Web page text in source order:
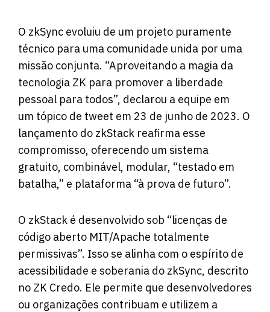
O zkSync evoluiu de um projeto puramente
técnico para uma comunidade unida por uma
missão conjunta. “Aproveitando a magia da
tecnologia ZK para promover a liberdade
pessoal para todos”, declarou a equipe em
um tópico de tweet em 23 de junho de 2023. O
lançamento do zkStack reafirma esse
compromisso, oferecendo um sistema
gratuito, combinável, modular, “testado em
batalha,” e plataforma “à prova de futuro”.
O zkStack é desenvolvido sob “licenças de
código aberto MIT/Apache totalmente
permissivas”. Isso se alinha com o espírito de
acessibilidade e soberania do zkSync, descrito
no ZK Credo. Ele permite que desenvolvedores
ou organizações contribuam e utilizem a